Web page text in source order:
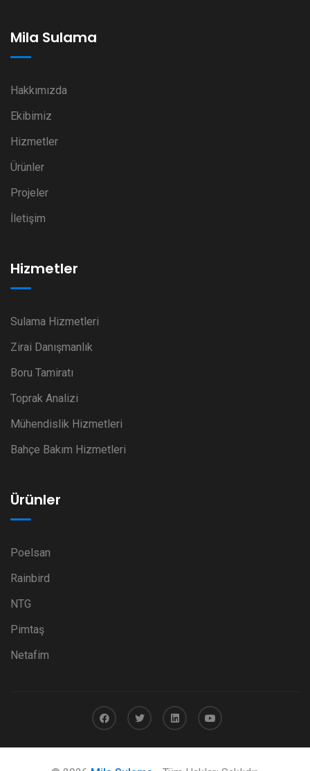
Mila Sulama
Hakkımızda
Ekibimiz
Hizmetler
Ürünler
Projeler
İletişim
Hizmetler
Sulama Hizmetleri
Zirai Danışmanlık
Boru Tamiratı
Toprak Analizi
Mühendislik Hizmetleri
Bahçe Bakım Hizmetleri
Ürünler
Poelsan
Rainbird
NTG
Pimtaş
Netafim